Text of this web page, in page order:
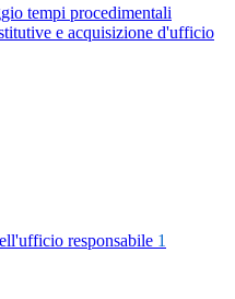
tempi procedimentali
e acquisizione d'ufficio
responsabile 1